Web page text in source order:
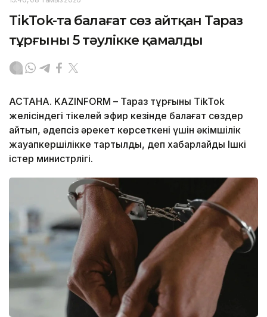
TikTok-та балағат сөз айтқан Тараз
тұрғыны 5 тәулікке қамалды
АСТАНА. KAZINFORM – Тараз тұрғыны TikTok
желісіндегі тікелей эфир кезінде балағат сөздер
айтып, әдепсіз әрекет көрсеткені үшін әкімшілік
жауапкершілікке тартылды, деп хабарлайды Ішкі
істер министрлігі.